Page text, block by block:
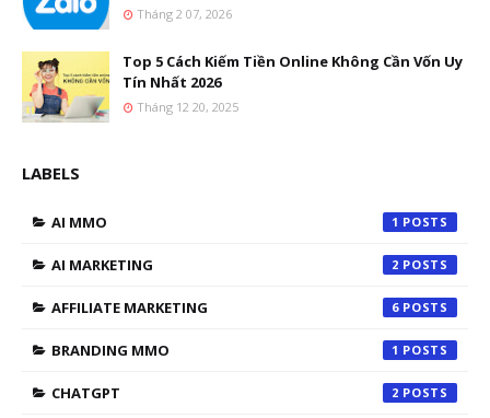
Tháng 2 07, 2026
Top 5 Cách Kiếm Tiền Online Không Cần Vốn Uy
Tín Nhất 2026
Tháng 12 20, 2025
LABELS
AI MMO 1
AI MARKETING 2
AFFILIATE MARKETING 6
BRANDING MMO 1
CHATGPT 2